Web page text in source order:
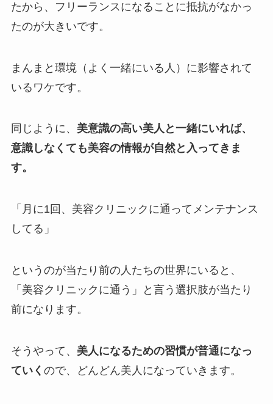
たから、フリーランスになることに抵抗がなかっ
たのが大きいです。
まんまと環境（よく一緒にいる人）に影響されて
いるワケです。
同じように、 美意識の高い美人と一緒にいれば、
意識しなくても美容の情報が自然と入ってきま
す。
「月に1回、美容クリニックに通ってメンテナンス
してる」
というのが当たり前の人たちの世界にいると、
「美容クリニックに通う」と言う選択肢が当たり
前になります。
そうやって、 美人になるための習慣が普通になっ
ていく ので、どんどん美人になっていきます。